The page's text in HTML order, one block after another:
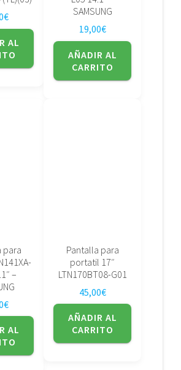
€
AL
SAMSUNG
19,00€
AÑADIR AL
CARRITO
para
–
€
AL
Pantalla para
portatil 17″
LTN170BT08-G01
45,00€
AÑADIR AL
CARRITO